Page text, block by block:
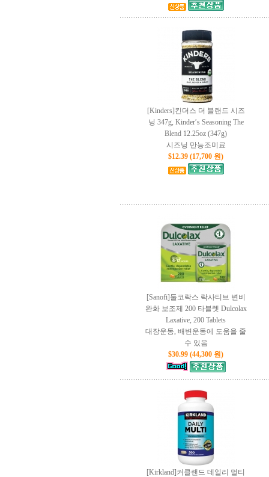
[Kinders]킨더스 더 블랜드 시즈
닝 347g, Kinder′s Seasoning The
Blend 12.25oz (347g)
시즈닝 만능조미료
$12.39 (17,700 원)
[Sanofi]둘코락스 락사티브 변비
완화 보조제 200 타블렛 Dulcolax
Laxative, 200 Tablets
대장운동, 배변운동에 도움을 줄
수 있음
$30.99 (44,300 원)
[Kirkland]커클랜드 데일리 멀티